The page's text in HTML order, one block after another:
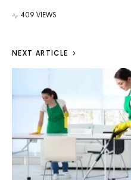
409 VIEWS
NEXT ARTICLE